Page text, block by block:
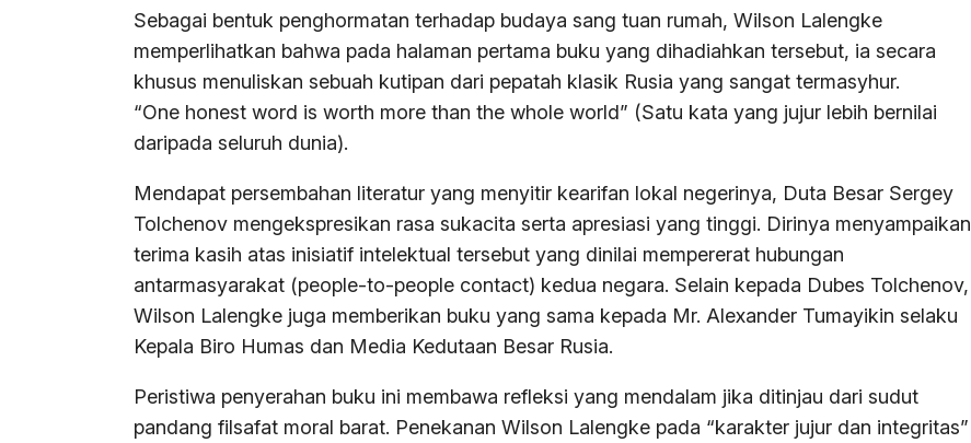
Sebagai bentuk penghormatan terhadap budaya sang tuan rumah, Wilson Lalengke
memperlihatkan bahwa pada halaman pertama buku yang dihadiahkan tersebut, ia secara
khusus menuliskan sebuah kutipan dari pepatah klasik Rusia yang sangat termasyhur.
“One honest word is worth more than the whole world” (Satu kata yang jujur lebih bernilai
daripada seluruh dunia).
Mendapat persembahan literatur yang menyitir kearifan lokal negerinya, Duta Besar Sergey
Tolchenov mengekspresikan rasa sukacita serta apresiasi yang tinggi. Dirinya menyampaikan
terima kasih atas inisiatif intelektual tersebut yang dinilai mempererat hubungan
antarmasyarakat (people-to-people contact) kedua negara. Selain kepada Dubes Tolchenov,
Wilson Lalengke juga memberikan buku yang sama kepada Mr. Alexander Tumayikin selaku
Kepala Biro Humas dan Media Kedutaan Besar Rusia.
Peristiwa penyerahan buku ini membawa refleksi yang mendalam jika ditinjau dari sudut
pandang filsafat moral barat. Penekanan Wilson Lalengke pada “karakter jujur dan integritas”